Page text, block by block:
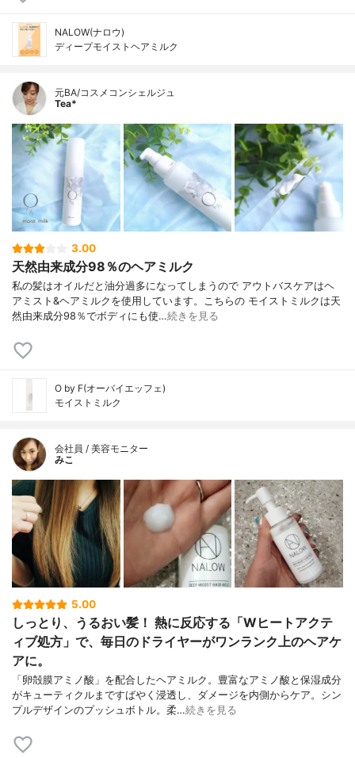
NALOW(ナロウ)
ディープモイストヘアミルク
元BA/コスメコンシェルジュ
Tea*
3.00
天然由来成分98％のヘアミルク
私の髪はオイルだと油分過多になってしまうので アウトバスケアはヘ
アミスト&ヘアミルクを使用しています。こちらの モイストミルクは天
然由来成分98％でボディにも使…続きを見る
O by F(オーバイエッフェ)
モイストミルク
会社員 / 美容モニター
みこ
5.00
しっとり、うるおい髪！ 熱に反応する「Wヒートアクテ
ィブ処方」で、毎日のドライヤーがワンランク上のヘアケ
アに。
「卵殻膜アミノ酸」を配合したヘアミルク。豊富なアミノ酸と保湿成分
がキューティクルまですばやく浸透し、ダメージを内側からケア。シン
プルデザインのプッシュボトル。柔…続きを見る